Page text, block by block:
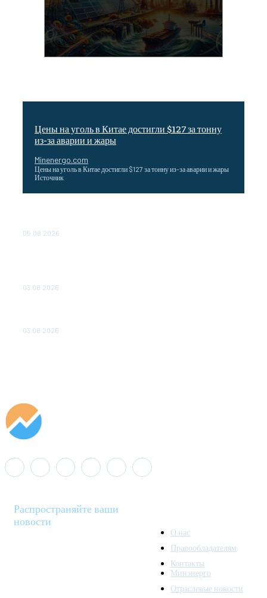
Цены на уголь в Китае достигли $127 за тонну
из-за аварии и жары
Minenergo.com
Цены на уголь в Китае достигли $127 за тонну из-за аварии и жары
Источник
05.08.2026
03.08.2026
03.08.2026
Распространяйте ваши
новости
О нас
Правообладателям
Контакты
Минэнерго
Отраслевые новости